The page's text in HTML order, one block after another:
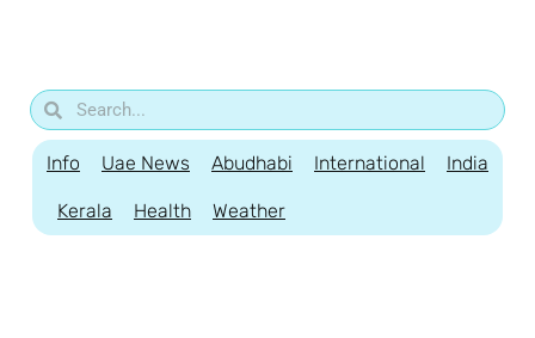
Info Uae News Abudhabi International India
Kerala Health Weather